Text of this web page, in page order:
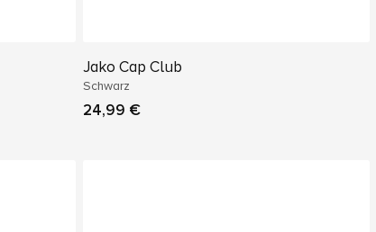
Jako Cap Club
Schwarz
24,99 €